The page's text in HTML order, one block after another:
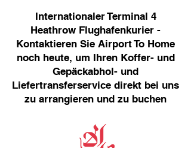
Internationaler Terminal 4
Heathrow Flughafenkurier -
Kontaktieren Sie Airport To Home
noch heute, um Ihren Koffer- und
Gepäckabhol- und
Liefertransferservice direkt bei uns
zu arrangieren und zu buchen